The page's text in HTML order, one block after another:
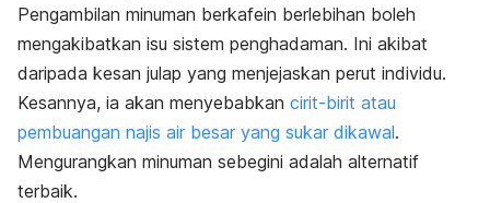
Pengambilan minuman berkafein berlebihan boleh
mengakibatkan isu sistem penghadaman. Ini akibat
daripada kesan julap yang menjejaskan perut individu.
Kesannya, ia akan menyebabkan cirit-birit atau
pembuangan najis air besar yang sukar dikawal.
Mengurangkan minuman sebegini adalah alternatif
terbaik.